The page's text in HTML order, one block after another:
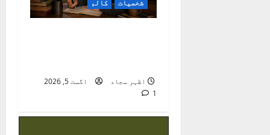
شخصیات کالم
اظہر سجاد
اگست 5, 2026
1